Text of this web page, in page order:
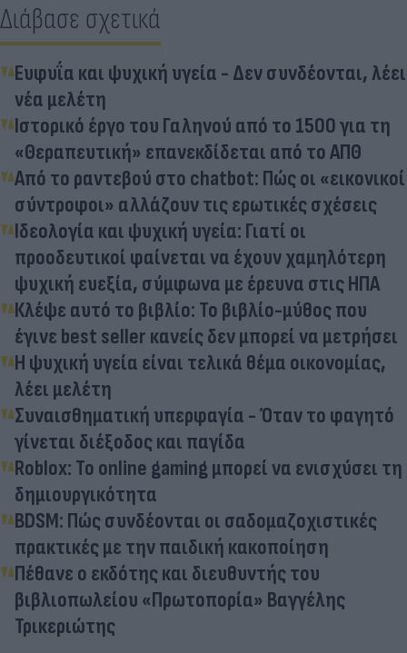
Διάβασε σχετικά
Ευφυΐα και ψυχική υγεία - Δεν συνδέονται, λέει
νέα μελέτη
Ιστορικό έργο του Γαληνού από το 1500 για τη
«Θεραπευτική» επανεκδίδεται από το ΑΠΘ
Από το ραντεβού στο chatbot: Πώς οι «εικονικοί
σύντροφοι» αλλάζουν τις ερωτικές σχέσεις
Ιδεολογία και ψυχική υγεία: Γιατί οι
προοδευτικοί φαίνεται να έχουν χαμηλότερη
ψυχική ευεξία, σύμφωνα με έρευνα στις ΗΠΑ
Κλέψε αυτό το βιβλίο: Το βιβλίο-μύθος που
έγινε best seller κανείς δεν μπορεί να μετρήσει
Η ψυχική υγεία είναι τελικά θέμα οικονομίας,
λέει μελέτη
Συναισθηματική υπερφαγία - Όταν το φαγητό
γίνεται διέξοδος και παγίδα
Roblox: Το online gaming μπορεί να ενισχύσει τη
δημιουργικότητα
BDSM: Πώς συνδέονται οι σαδομαζοχιστικές
πρακτικές με την παιδική κακοποίηση
Πέθανε ο εκδότης και διευθυντής του
βιβλιοπωλείου «Πρωτοπορία» Βαγγέλης
Τρικεριώτης